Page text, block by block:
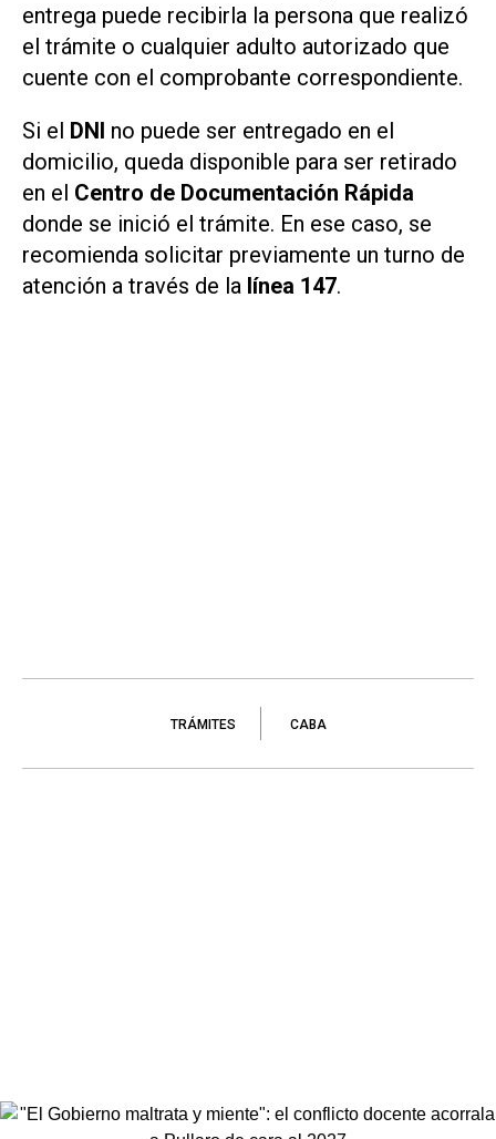
entrega puede recibirla la persona que realizó
el trámite o cualquier adulto autorizado que
cuente con el comprobante correspondiente.
Si el DNI no puede ser entregado en el
domicilio, queda disponible para ser retirado
en el Centro de Documentación Rápida
donde se inició el trámite. En ese caso, se
recomienda solicitar previamente un turno de
atención a través de la línea 147.
TRÁMITES CABA